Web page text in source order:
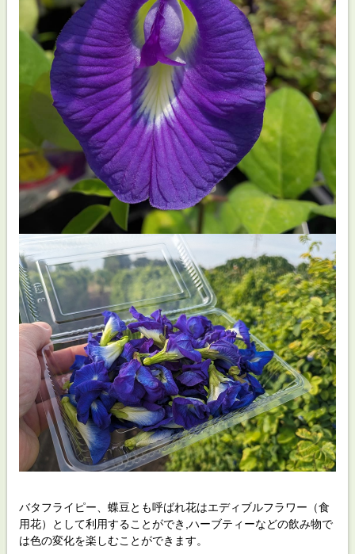
バタフライピー 、蝶豆とも呼ばれ花はエディブルフラワー（食
用花）として利用することができ,ハーブティーなどの飲み物で
は色の変化を楽しむことができます。